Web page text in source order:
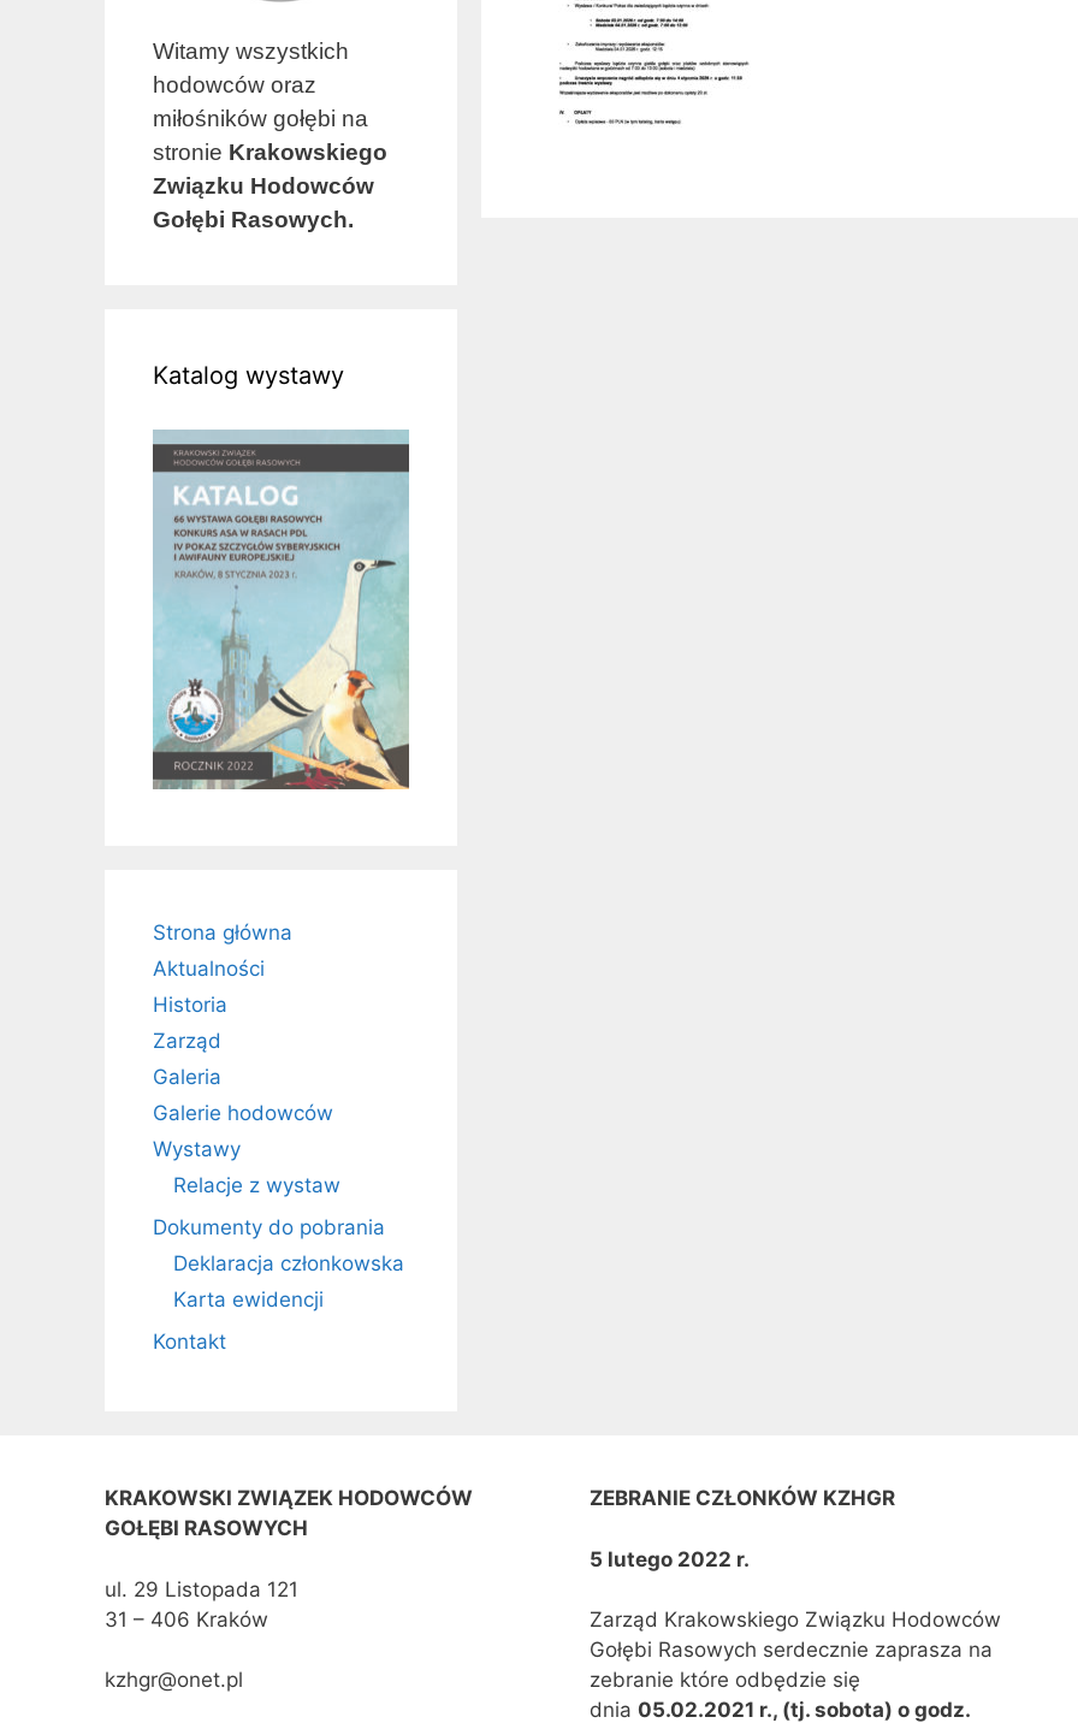
Witamy wszystkich
hodowców oraz
miłośników gołębi na
stronie Krakowskiego
Związku Hodowców
Gołębi Rasowych.
Katalog wystawy
Strona główna
Aktualności
Historia
Zarząd
Galeria
Galerie hodowców
Wystawy
Relacje z wystaw
Dokumenty do pobrania
Deklaracja członkowska
Karta ewidencji
Kontakt
KRAKOWSKI ZWIĄZEK HODOWCÓW
GOŁĘBI RASOWYCH
ul. 29 Listopada 121
31 – 406 Kraków
kzhgr@onet.pl
ZEBRANIE CZŁONKÓW KZHGR
5 lutego 2022 r.
Zarząd Krakowskiego Związku Hodowców
Gołębi Rasowych serdecznie zaprasza na
zebranie które odbędzie się
dnia 05.02.2021 r., (tj. sobota) o godz.